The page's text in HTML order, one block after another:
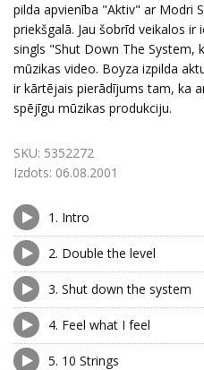
pilda apvienība "Aktiv" ar Modri
priekšgalā. Jau šobrīd veikalos
singls "Shut Down The System,
mūzikas video. Boyza izpilda
ir kārtējais pierādījums tam, ka
spējīgu mūzikas produkciju.
SKU: 5352272
Izdots: 06.08.2001
1. Intro
2. Double the level
3. Shut down the system
4. Feel what I feel
5. 10 Strings